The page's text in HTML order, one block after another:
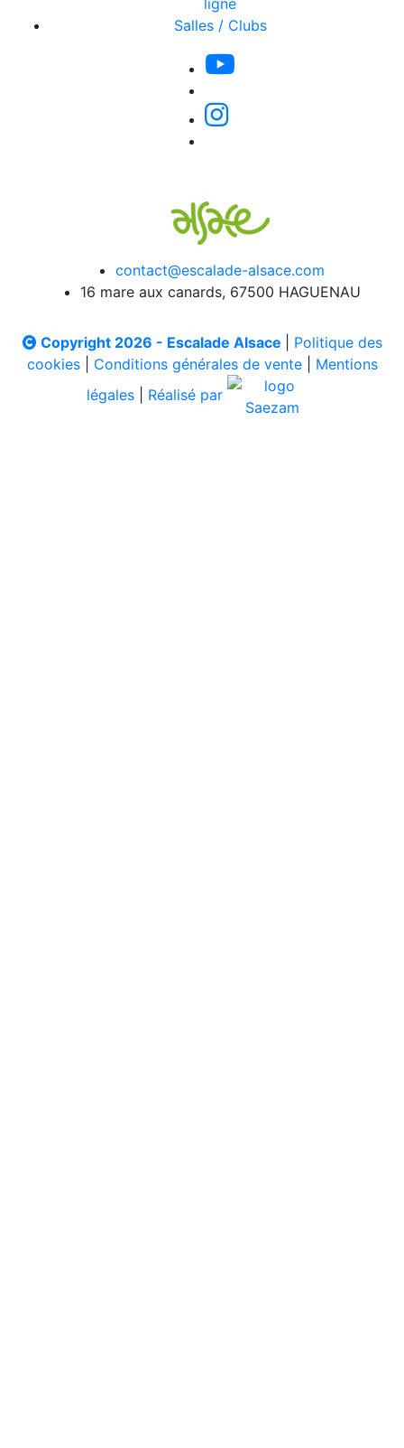
ligne
Salles / Clubs
contact@escalade-alsace.com
16 mare aux canards, 67500 HAGUENAU
Copyright 2026 - Escalade Alsace
Politique des
cookies| Conditions générales de vente| Mentions
légales
Réalisé par